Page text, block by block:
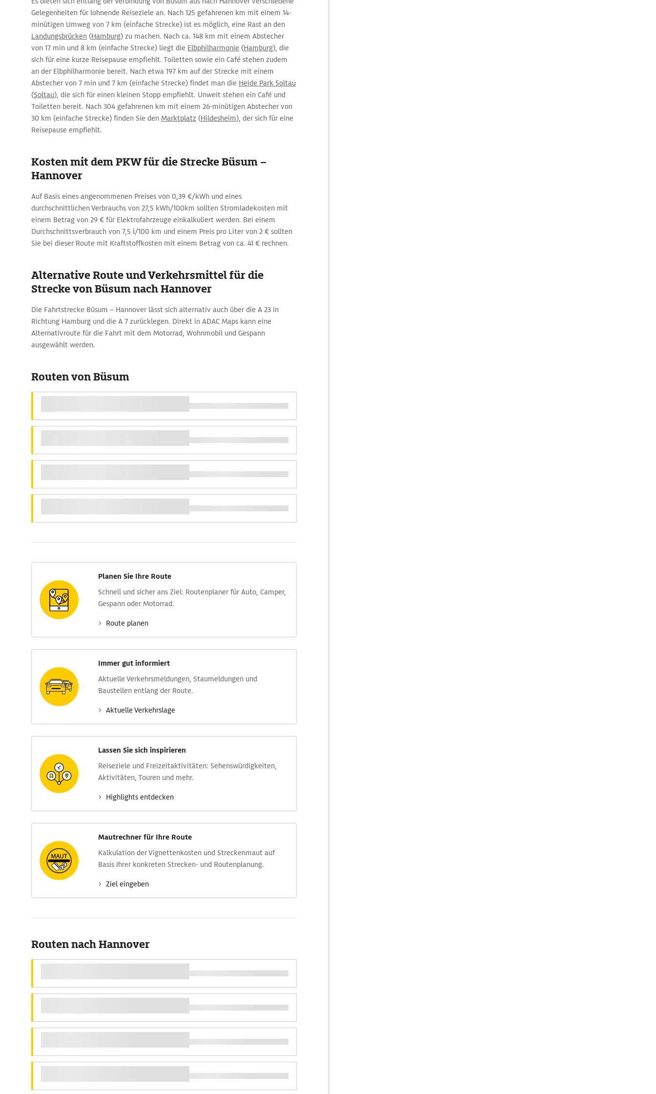
Gelegenheiten für lohnende Reiseziele an. Nach 125 gefahrenen km mit einem 14-
minütigen Umweg von 7 km (einfache Strecke) ist es möglich, eine Rast an den
Landungsbrücken (Hamburg) zu machen. Nach ca. 148 km mit einem Abstecher
von 17 min und 8 km (einfache Strecke) liegt die Elbphilharmonie (Hamburg), die
sich für eine kurze Reisepause empfiehlt. Toiletten sowie ein Café stehen zudem
an der Elbphilharmonie bereit. Nach etwa 197 km auf der Strecke mit einem
Abstecher von 7 min und 7 km (einfache Strecke) findet man die Heide Park Soltau
(Soltau), die sich für einen kleinen Stopp empfiehlt. Unweit stehen ein Café und
Toiletten bereit. Nach 304 gefahrenen km mit einem 26-minütigen Abstecher von
30 km (einfache Strecke) finden Sie den Marktplatz (Hildesheim), der sich für eine
Reisepause empfiehlt.
Kosten mit dem PKW für die Strecke Büsum –
Hannover
Auf Basis eines angenommenen Preises von 0,39 €/kWh und eines
durchschnittlichen Verbrauchs von 27,5 kWh/100km sollten Stromladekosten mit
einem Betrag von 29 € für Elektrofahrzeuge einkalkuliert werden. Bei einem
Durchschnittsverbrauch von 7,5 l/100 km und einem Preis pro Liter von 2 € sollten
Sie bei dieser Route mit Kraftstoffkosten mit einem Betrag von ca. 41 € rechnen.
Alternative Route und Verkehrsmittel für die
Strecke von Büsum nach Hannover
Die Fahrtstrecke Büsum – Hannover lässt sich alternativ auch über die A 23 in
Richtung Hamburg und die A 7 zurücklegen. Direkt in ADAC Maps kann eine
Alternativroute für die Fahrt mit dem Motorrad, Wohnmobil und Gespann
ausgewählt werden.
Routen von Büsum
Planen Sie Ihre Route
Schnell und sicher ans Ziel: Routen­planer für Auto, Camper,
Gespann oder Motorrad.
Route planen
Immer gut informiert
Aktuelle Verkehrs­meldungen, Stau­meldungen und
Baustellen entlang der Route.
Aktuelle Verkehrs­lage
Lassen Sie sich inspirieren
Reise­ziele und Freizeit­aktivitäten: Sehens­würdig­keiten,
Aktivitäten, Touren und mehr.
Highlights entdecken
Mautrechner für Ihre Route
Kalkulation der Vignettenkosten und Streckenmaut auf
Basis Ihrer konkreten Strecken- und Routenplanung.
Ziel eingeben
Routen nach Hannover